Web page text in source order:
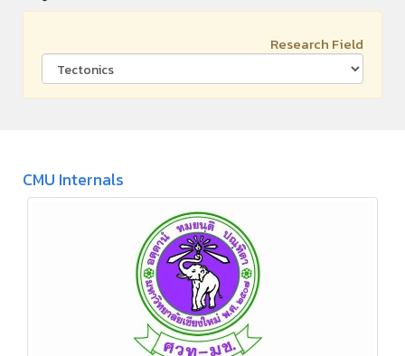
Research Field
CMU Internals